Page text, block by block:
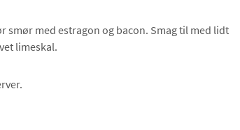
smør med estragon og bacon. Smag til med lidt
limeskal.